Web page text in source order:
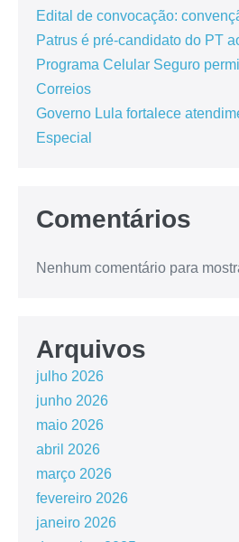
Edital de convocação:
Patrus é pré-candidato do PT
Programa Celular Seguro
Correios
Governo Lula fortalece
Especial
Comentários
Nenhum comentário para
Arquivos
julho 2026
junho 2026
maio 2026
abril 2026
março 2026
fevereiro 2026
janeiro 2026